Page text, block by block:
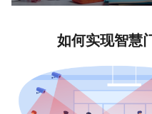
如何实现智慧